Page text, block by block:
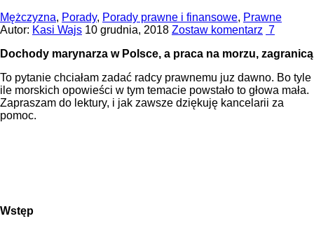
Mężczyzna, Porady, Porady prawne i finansowe, Prawne
Autor: Kasi Wajs 10 grudnia, 2018 Zostaw komentarz 7
Dochody marynarza w Polsce, a praca na morzu, zagranicą
To pytanie chciałam zadać radcy prawnemu juz dawno. Bo tyle
ile morskich opowieści w tym temacie powstało to głowa mała.
Zapraszam do lektury, i jak zawsze dziękuję kancelarii za
pomoc.
Wstęp